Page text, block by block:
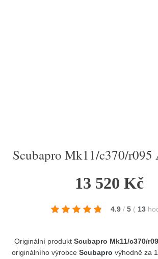
Scubapro Mk11/c370/r095
13 520 Kč
4.9 / 5 ( 13
Originální produkt Scubapro Mk11/c370/
originálního výrobce Scubapro výhodně za